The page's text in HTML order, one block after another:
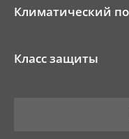
Климатический
Класс защиты